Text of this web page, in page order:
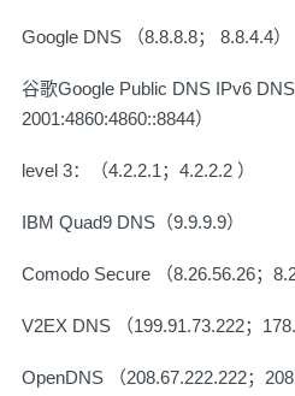
Google DNS （8.8.8.8； 8.8.4.4）
谷歌Google Public DNS IPv6 DNS
2001:4860:4860::8844）
level 3：（4.2.2.1；4.2.2.2 ）
IBM Quad9 DNS（9.9.9.9）
Comodo Secure （8.26.56.26；
V2EX DNS （199.91.73.222；
OpenDNS （208.67.222.222；